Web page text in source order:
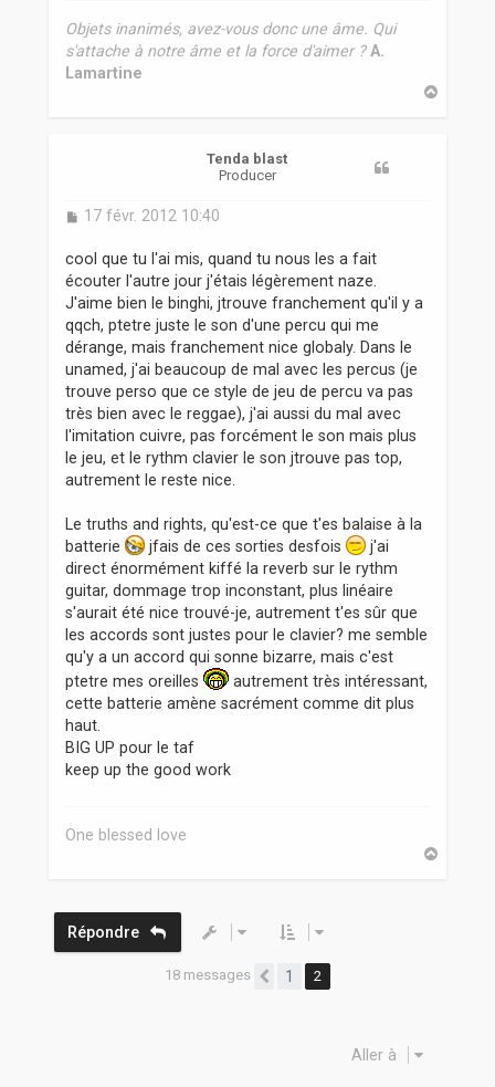
Objets inanimés, avez-vous donc une âme. Qui
s'attache à notre âme et la force d'aimer ? A.
Lamartine
Tenda blast
Producer
M
s
a
g
e
17 févr. 2012 10:40
cool que tu l'ai mis, quand tu nous les a fait
écouter l'autre jour j'étais légèrement naze.
J'aime bien le binghi, jtrouve franchement qu'il y a
qqch, ptetre juste le son d'une percu qui me
dérange, mais franchement nice globaly. Dans le
unamed, j'ai beaucoup de mal avec les percus (je
trouve perso que ce style de jeu de percu va pas
très bien avec le reggae), j'ai aussi du mal avec
l'imitation cuivre, pas forcément le son mais plus
le jeu, et le rythm clavier le son jtrouve pas top,
autrement le reste nice.
Le truths and rights, qu'est-ce que t'es balaise à la
batterie
jfais de ces sorties desfois
j'ai
direct énormément kiffé la reverb sur le rythm
guitar, dommage trop inconstant, plus linéaire
s'aurait été nice trouvé-je, autrement t'es sûr que
les accords sont justes pour le clavier? me semble
qu'y a un accord qui sonne bizarre, mais c'est
ptetre mes oreilles
autrement très intéressant,
cette batterie amène sacrément comme dit plus
haut.
BIG UP pour le taf
keep up the good work
One blessed love
Répondre
18 messages Précédente
1 2
Aller à